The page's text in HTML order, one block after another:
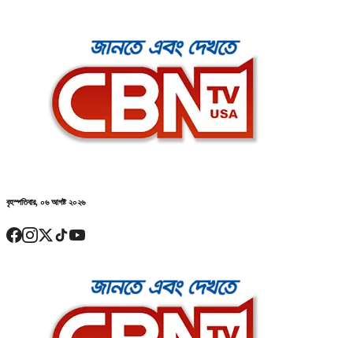
বৃহস্পতিবার, ০৬ আগষ্ট ২০২৬